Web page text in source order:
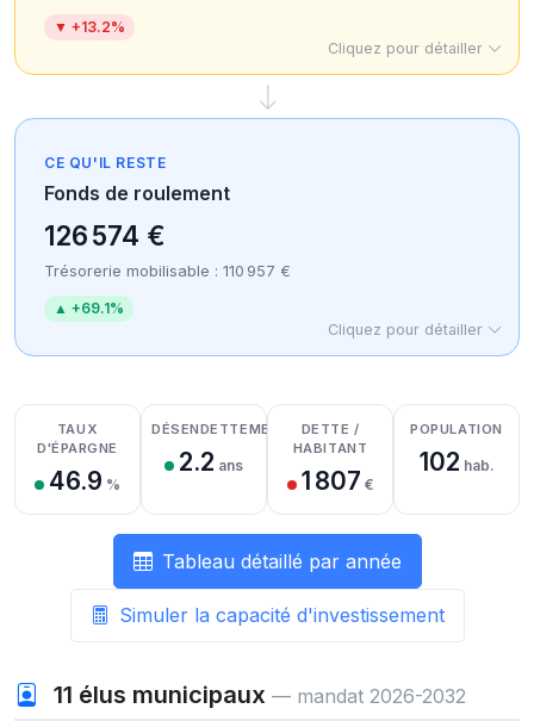
▼ +13.2%
Cliquez pour détailler
CE QU'IL RESTE
Fonds de roulement
126 574 €
Trésorerie mobilisable : 110 957 €
▲ +69.1%
Cliquez pour détailler
Détail des recettes
Détail des dépenses
Détail de la trésorerie
TAUX
D'ÉPARGNE
46.9 %
DÉSENDETTEMENT
2.2 ans
DETTE /
HABITANT
1 807 €
POPULATION
102 hab.
Tableau détaillé par année
Simuler la capacité d'investissement
11 élus municipaux — mandat 2026-2032